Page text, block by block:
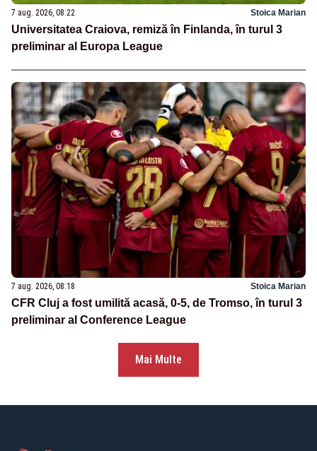
7 aug. 2026, 08:22 Stoica Marian
Universitatea Craiova, remiză în Finlanda, în turul 3
preliminar al Europa League
7 aug. 2026, 08:18 Stoica Marian
CFR Cluj a fost umilită acasă, 0-5, de Tromso, în turul 3
preliminar al Conference League
Mai Multe